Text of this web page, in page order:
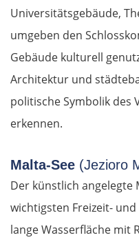
Universitätsgebäude,
umgeben den
Gebäude kulturell
Architektur und
politische Symbolik des
erkennen.
Malta-See (Jezioro
Der künstlich angelegte
wichtigsten Freizeit-
lange Wasserfläche mit